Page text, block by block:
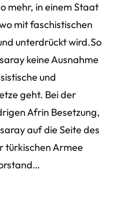
mehr, in einem Staat
mit faschistischen
unterdrückt wird.So
keine Ausnahme
und
geht. Bei der
Afrin Besetzung,
auf die Seite des
türkischen Armee